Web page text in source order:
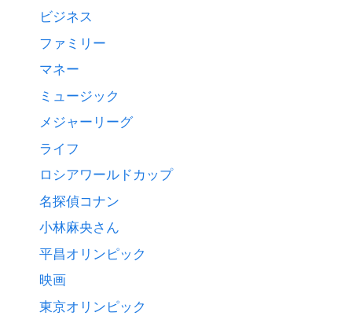
ビジネス
ファミリー
マネー
ミュージック
メジャーリーグ
ライフ
ロシアワールドカップ
名探偵コナン
小林麻央さん
平昌オリンピック
映画
東京オリンピック